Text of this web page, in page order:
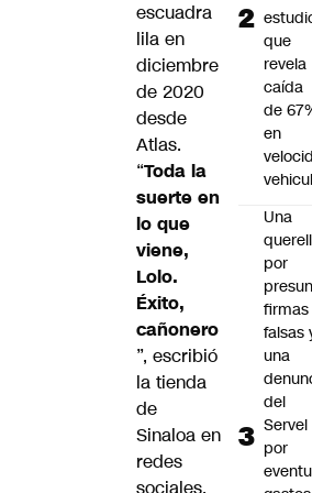
escuadra
lila en
diciembre
de 2020
desde
Atlas.
“Toda la
suerte en
lo que
viene,
Lolo.
Éxito,
cañonero
”, escribió
la tienda
de
Sinaloa en
redes
que
revela
caída
de
en
Una
por
firmas
falsas
una
del
Servel
por